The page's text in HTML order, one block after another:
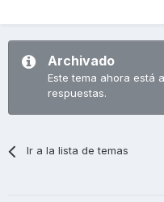
Archivado
Este tema ahora está
respuestas.
Ir a la lista de temas